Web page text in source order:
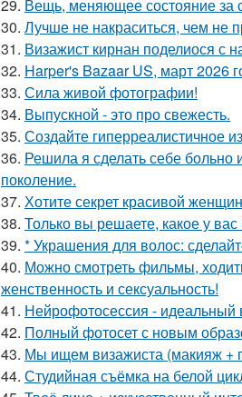
29. Вещь, меняющее состояние за
30. Лучше не накраситься, чем не
31. Визажист кирнан поделиося с
32. Harper's Bazaar US, март 2026
33. Сила живой фотографии!
34. Выпускной - это про свежесть.
35. Создайте гиперреалистичное
36. Решила я сделать себе больно
поколение.
37. Хотите секрет красивой
38. Только вы решаете, какое у
39. * Украшения для волос:
40. Можно смотреть фильмы,
женственность и сексуальность!
41. Нейрофотосессия - идеальный
42. Полный фотосет с новым
43. Мы ищем визажиста (макияж +
44. Студийная съёмка на белой